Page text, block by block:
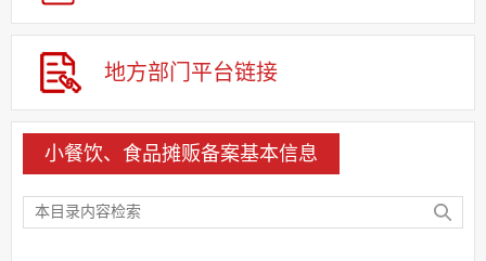
监督保障
其他法定信息
基层重点领域信息公开
地方部门 平台链接
小餐饮、食品摊贩备案基本信息